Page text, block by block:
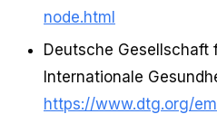
node.html
Deutsche Gesellschaft
Internationale
https://www.dtg.org/